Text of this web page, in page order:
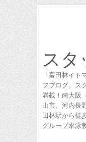
スタ
「富田林イト
フブログ。ス
満載！南大阪
山市、河内長
田林駅から徒
グループ水泳